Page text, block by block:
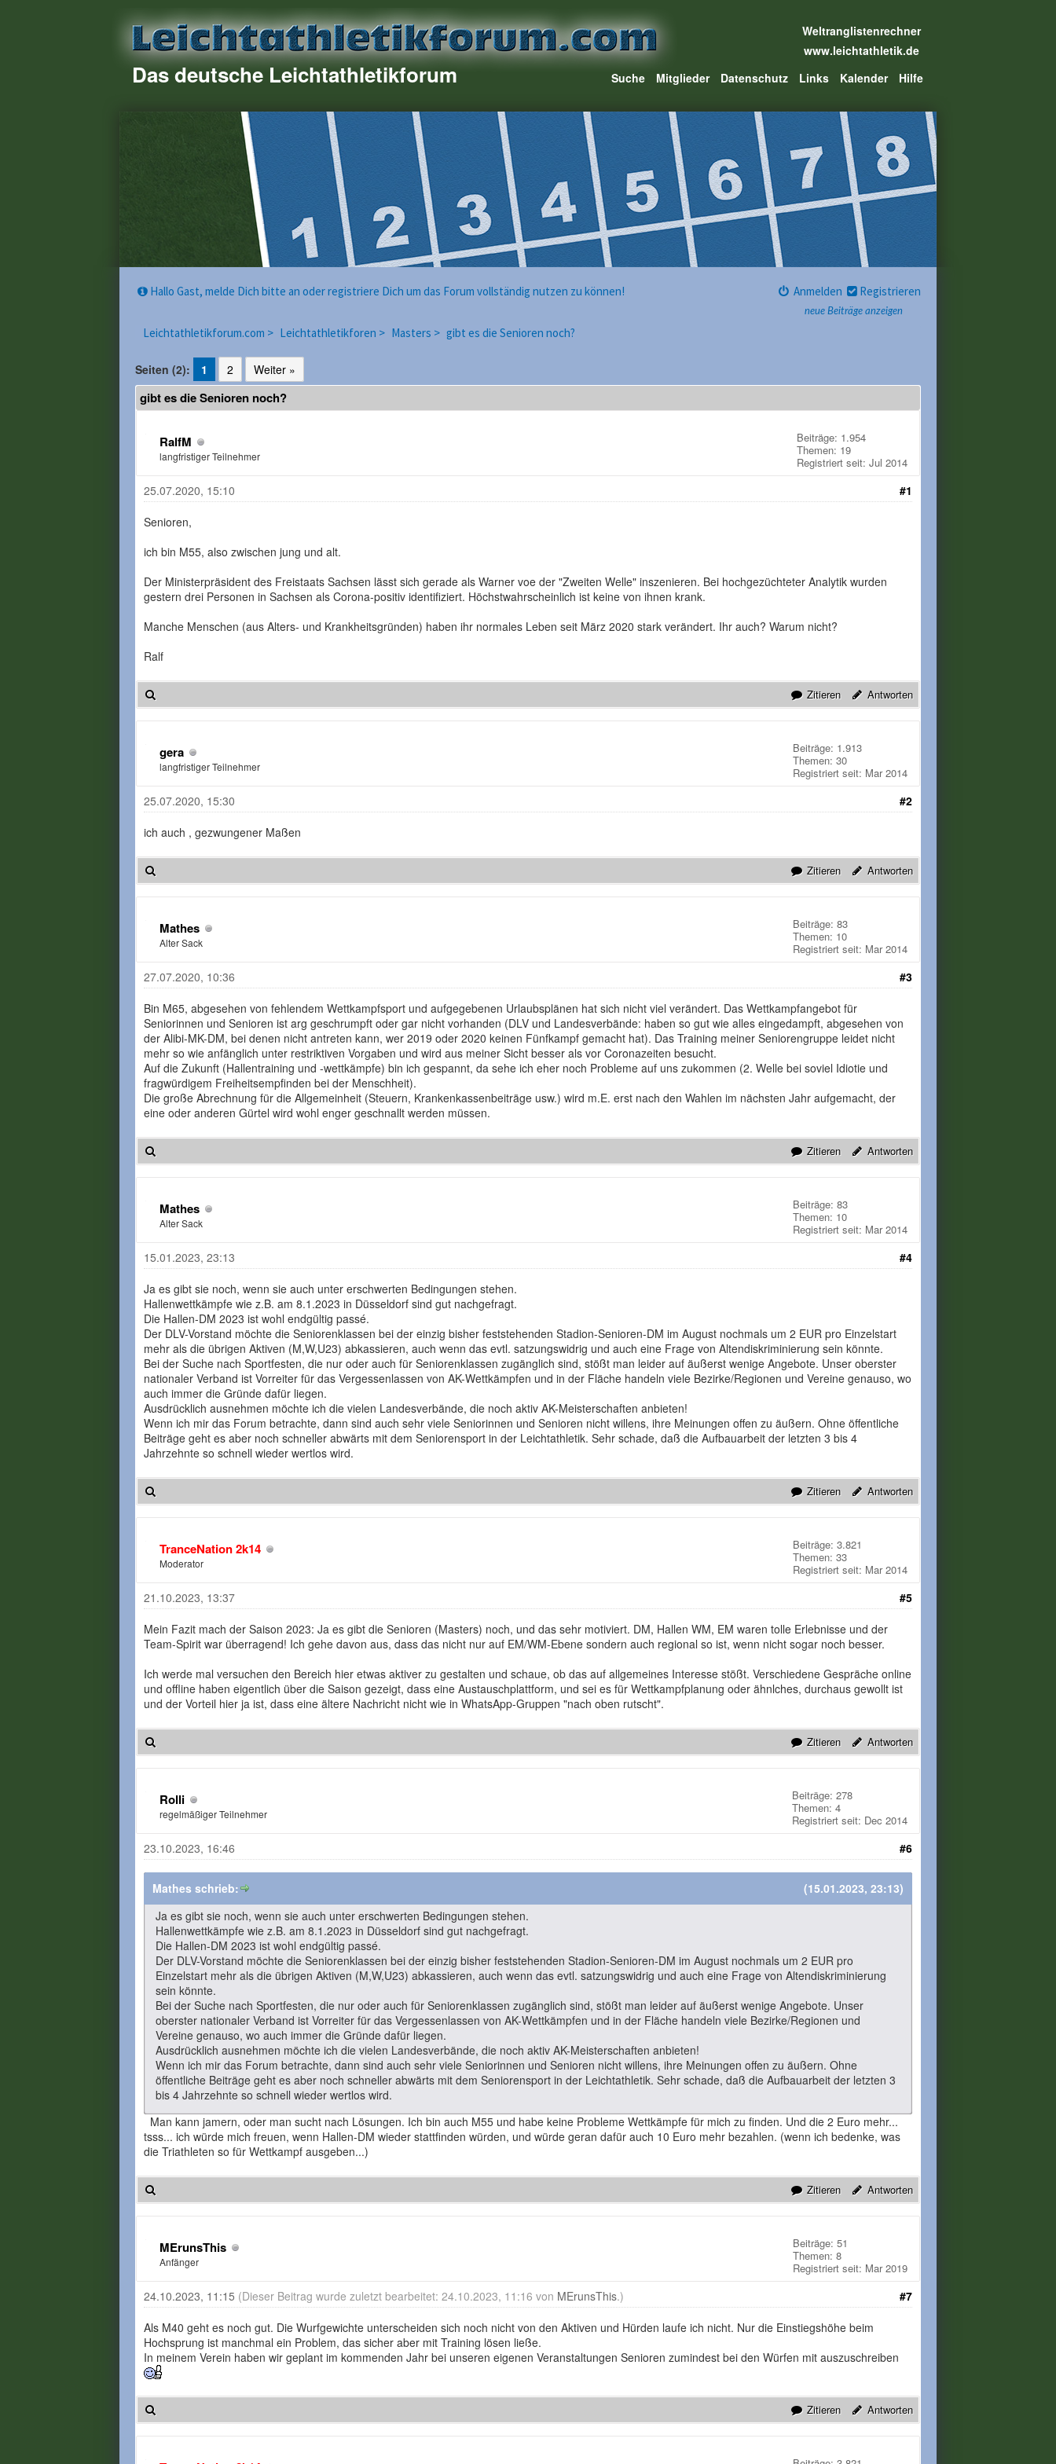
Das deutsche Leichtathletikforum
Weltranglistenrechner
www.leichtathletik.de
Suche
Mitglieder Datenschutz Links Kalender Hilfe
neue Beiträge anzeigen
Hallo Gast, melde Dich bitte an oder registriere Dich um das Forum vollständig nutzen zu können! Anmelden Registrieren
Leichtathletikforum.com > Leichtathletikforen > Masters > gibt es die Senioren noch?
Seiten (2): 1 2 Weiter »
gibt es die Senioren noch?
RalfM
langfristiger Teilnehmer
Beiträge: 1.954
Themen: 19
Registriert seit: Jul 2014
#1
25.07.2020, 15:10
Senioren,
ich bin M55, also zwischen jung und alt.
Der Ministerpräsident des Freistaats Sachsen lässt sich gerade als Warner voe der "Zweiten Welle" inszenieren. Bei hochgezüchteter Analytik wurden
gestern drei Personen in Sachsen als Corona-positiv identifiziert. Höchstwahrscheinlich ist keine von ihnen krank.
Manche Menschen (aus Alters- und Krankheitsgründen) haben ihr normales Leben seit März 2020 stark verändert. Ihr auch? Warum nicht?
Ralf
Zitieren Antworten
gera
langfristiger Teilnehmer
Beiträge: 1.913
Themen: 30
Registriert seit: Mar 2014
#2
25.07.2020, 15:30
ich auch , gezwungener Maßen
Zitieren Antworten
Mathes
Alter Sack
Beiträge: 83
Themen: 10
Registriert seit: Mar 2014
#3
27.07.2020, 10:36
Bin M65, abgesehen von fehlendem Wettkampfsport und aufgegebenen Urlaubsplänen hat sich nicht viel verändert. Das Wettkampfangebot für
Seniorinnen und Senioren ist arg geschrumpft oder gar nicht vorhanden (DLV und Landesverbände: haben so gut wie alles eingedampft, abgesehen von
der Alibi-MK-DM, bei denen nicht antreten kann, wer 2019 oder 2020 keinen Fünfkampf gemacht hat). Das Training meiner Seniorengruppe leidet nicht
mehr so wie anfänglich unter restriktiven Vorgaben und wird aus meiner Sicht besser als vor Coronazeiten besucht.
Auf die Zukunft (Hallentraining und -wettkämpfe) bin ich gespannt, da sehe ich eher noch Probleme auf uns zukommen (2. Welle bei soviel Idiotie und
fragwürdigem Freiheitsempfinden bei der Menschheit).
Die große Abrechnung für die Allgemeinheit (Steuern, Krankenkassenbeiträge usw.) wird m.E. erst nach den Wahlen im nächsten Jahr aufgemacht, der
eine oder anderen Gürtel wird wohl enger geschnallt werden müssen.
Zitieren Antworten
Mathes
Alter Sack
Beiträge: 83
Themen: 10
Registriert seit: Mar 2014
#4
15.01.2023, 23:13
Ja es gibt sie noch, wenn sie auch unter erschwerten Bedingungen stehen.
Hallenwettkämpfe wie z.B. am 8.1.2023 in Düsseldorf sind gut nachgefragt.
Die Hallen-DM 2023 ist wohl endgültig passé.
Der DLV-Vorstand möchte die Seniorenklassen bei der einzig bisher feststehenden Stadion-Senioren-DM im August nochmals um 2 EUR pro Einzelstart
mehr als die übrigen Aktiven (M,W,U23) abkassieren, auch wenn das evtl. satzungswidrig und auch eine Frage von Altendiskriminierung sein könnte.
Bei der Suche nach Sportfesten, die nur oder auch für Seniorenklassen zugänglich sind, stößt man leider auf äußerst wenige Angebote. Unser oberster
nationaler Verband ist Vorreiter für das Vergessenlassen von AK-Wettkämpfen und in der Fläche handeln viele Bezirke/Regionen und Vereine genauso, wo
auch immer die Gründe dafür liegen.
Ausdrücklich ausnehmen möchte ich die vielen Landesverbände, die noch aktiv AK-Meisterschaften anbieten!
Wenn ich mir das Forum betrachte, dann sind auch sehr viele Seniorinnen und Senioren nicht willens, ihre Meinungen offen zu äußern. Ohne öffentliche
Beiträge geht es aber noch schneller abwärts mit dem Seniorensport in der Leichtathletik. Sehr schade, daß die Aufbauarbeit der letzten 3 bis 4
Jahrzehnte so schnell wieder wertlos wird.
Zitieren Antworten
TranceNation 2k14
Moderator
Beiträge: 3.821
Themen: 33
Registriert seit: Mar 2014
#5
21.10.2023, 13:37
Mein Fazit mach der Saison 2023: Ja es gibt die Senioren (Masters) noch, und das sehr motiviert. DM, Hallen WM, EM waren tolle Erlebnisse und der
Team-Spirit war überragend! Ich gehe davon aus, dass das nicht nur auf EM/WM-Ebene sondern auch regional so ist, wenn nicht sogar noch besser.
Ich werde mal versuchen den Bereich hier etwas aktiver zu gestalten und schaue, ob das auf allgemeines Interesse stößt. Verschiedene Gespräche online
und offline haben eigentlich über die Saison gezeigt, dass eine Austauschplattform, und sei es für Wettkampfplanung oder ähnlches, durchaus gewollt ist
und der Vorteil hier ja ist, dass eine ältere Nachricht nicht wie in WhatsApp-Gruppen "nach oben rutscht".
Zitieren Antworten
Rolli
regelmäßiger Teilnehmer
Beiträge: 278
Themen: 4
Registriert seit: Dec 2014
#6
23.10.2023, 16:46
(15.01.2023, 23:13)
Mathes schrieb:
Ja es gibt sie noch, wenn sie auch unter erschwerten Bedingungen stehen.
Hallenwettkämpfe wie z.B. am 8.1.2023 in Düsseldorf sind gut nachgefragt.
Die Hallen-DM 2023 ist wohl endgültig passé.
Der DLV-Vorstand möchte die Seniorenklassen bei der einzig bisher feststehenden Stadion-Senioren-DM im August nochmals um 2 EUR pro
Einzelstart mehr als die übrigen Aktiven (M,W,U23) abkassieren, auch wenn das evtl. satzungswidrig und auch eine Frage von Altendiskriminierung
sein könnte.
Bei der Suche nach Sportfesten, die nur oder auch für Seniorenklassen zugänglich sind, stößt man leider auf äußerst wenige Angebote. Unser
oberster nationaler Verband ist Vorreiter für das Vergessenlassen von AK-Wettkämpfen und in der Fläche handeln viele Bezirke/Regionen und
Vereine genauso, wo auch immer die Gründe dafür liegen.
Ausdrücklich ausnehmen möchte ich die vielen Landesverbände, die noch aktiv AK-Meisterschaften anbieten!
Wenn ich mir das Forum betrachte, dann sind auch sehr viele Seniorinnen und Senioren nicht willens, ihre Meinungen offen zu äußern. Ohne
öffentliche Beiträge geht es aber noch schneller abwärts mit dem Seniorensport in der Leichtathletik. Sehr schade, daß die Aufbauarbeit der letzten 3
bis 4 Jahrzehnte so schnell wieder wertlos wird.
Man kann jamern, oder man sucht nach Lösungen. Ich bin auch M55 und habe keine Probleme Wettkämpfe für mich zu finden. Und die 2 Euro mehr...
tsss... ich würde mich freuen, wenn Hallen-DM wieder stattfinden würden, und würde geran dafür auch 10 Euro mehr bezahlen. (wenn ich bedenke, was
die Triathleten so für Wettkampf ausgeben...)
Zitieren Antworten
MErunsThis
Anfänger
Beiträge: 51
Themen: 8
Registriert seit: Mar 2019
#7
24.10.2023, 11:15 (Dieser Beitrag wurde zuletzt bearbeitet: 24.10.2023, 11:16 von MErunsThis.)
Als M40 geht es noch gut. Die Wurfgewichte unterscheiden sich noch nicht von den Aktiven und Hürden laufe ich nicht. Nur die Einstiegshöhe beim
Hochsprung ist manchmal ein Problem, das sicher aber mit Training lösen ließe.
In meinem Verein haben wir geplant im kommenden Jahr bei unseren eigenen Veranstaltungen Senioren zumindest bei den Würfen mit auszuschreiben
Zitieren Antworten